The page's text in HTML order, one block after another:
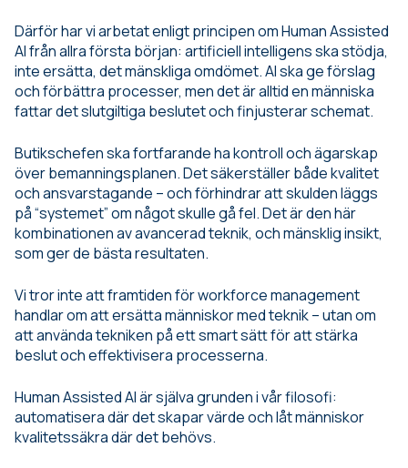
Därför har vi arbetat enligt principen om Human Assisted
AI från allra första början: artificiell intelligens ska stödja,
inte ersätta, det mänskliga omdömet. AI ska ge förslag
och förbättra processer, men det är alltid en människa
fattar det slutgiltiga beslutet och finjusterar schemat.
Butikschefen ska fortfarande ha kontroll och ägarskap
över bemanningsplanen. Det säkerställer både kvalitet
och ansvarstagande – och förhindrar att skulden läggs
på “systemet” om något skulle gå fel. Det är den här
kombinationen av avancerad teknik, och mänsklig insikt,
som ger de bästa resultaten.
Vi tror inte att framtiden för workforce management
handlar om att ersätta människor med teknik – utan om
att använda tekniken på ett smart sätt för att stärka
beslut och effektivisera processerna.
Human Assisted AI är själva grunden i vår filosofi:
automatisera där det skapar värde och låt människor
kvalitetssäkra där det behövs.